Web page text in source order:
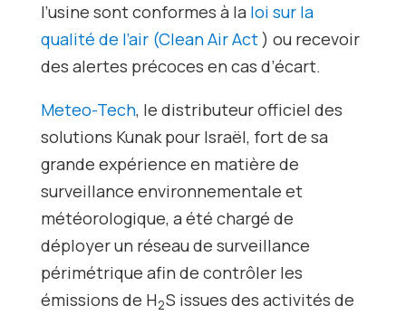
l’usine sont conformes à la loi sur la
qualité de l’air (Clean Air Act) ou recevoir
des alertes précoces en cas d’écart.
Meteo-Tech, le distributeur officiel des
solutions Kunak pour Israël, fort de sa
grande expérience en matière de
surveillance environnementale et
météorologique, a été chargé de
déployer un réseau de surveillance
périmétrique afin de contrôler les
émissions de H2S issues des activités de